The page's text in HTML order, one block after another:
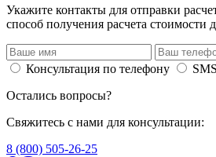
Укажите контакты для отправки
способ получения расчета стоимости
Консультация по телефону SMS
Остались вопросы?
Свяжитесь с нами для консультации:
8 (800) 505-26-25